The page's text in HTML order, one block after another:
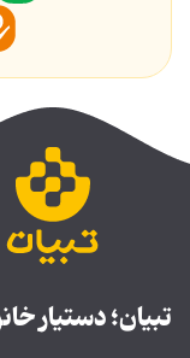
تبیان؛ دستیار